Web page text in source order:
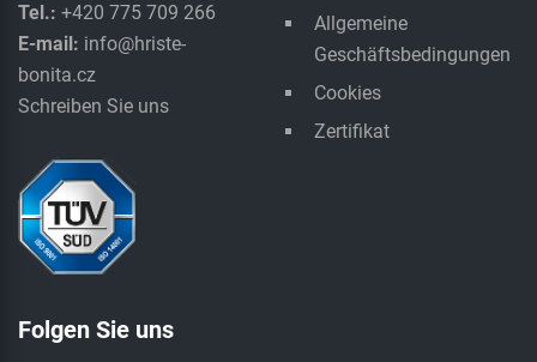
Tel.: +420 775 709 266
E-mail: info@hriste-
bonita.cz
Schreiben Sie uns
Allgemeine
Geschäftsbedingungen
Cookies
Zertifikat
Folgen Sie uns